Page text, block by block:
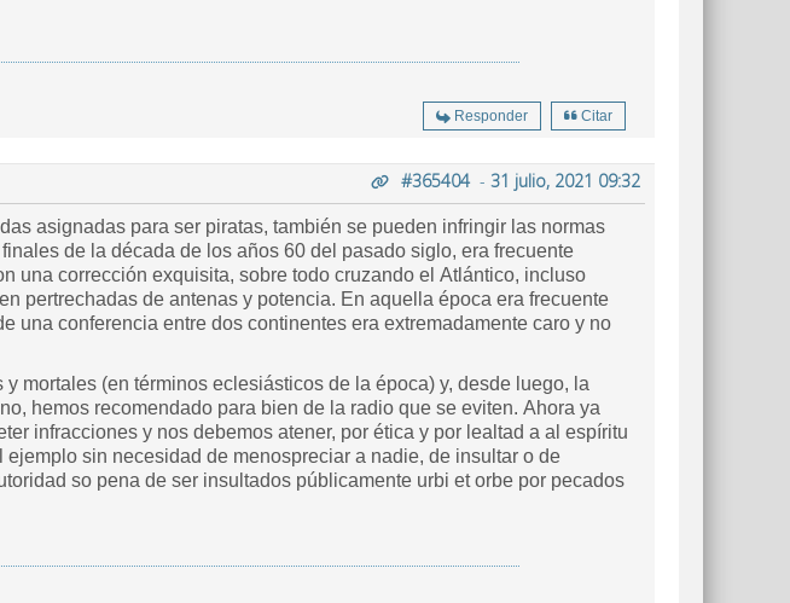
Responder Citar
#365404- 31 julio, 2021 09:32
asignadas para ser piratas, también se pueden infringir las normas
de la década de los años 60 del pasado siglo, era frecuente
una corrección exquisita, sobre todo cruzando el Atlántico, incluso
pertrechadas de antenas y potencia. En aquella época era frecuente
una conferencia entre dos continentes era extremadamente caro y no
mortales (en términos eclesiásticos de la época) y, desde luego, la
hemos recomendado para bien de la radio que se eviten. Ahora ya
infracciones y nos debemos atener, por ética y por lealtad a al espíritu
sin necesidad de menospreciar a nadie, de insultar o de
so pena de ser insultados públicamente urbi et orbe por pecados